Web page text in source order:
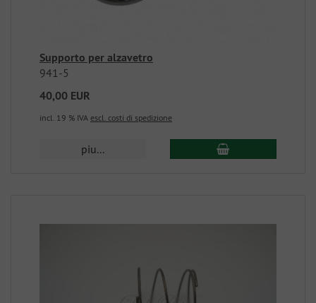
Supporto per alzavetro
941-5
40,00 EUR
incl. 19 % IVA escl. costi di spedizione
piu...